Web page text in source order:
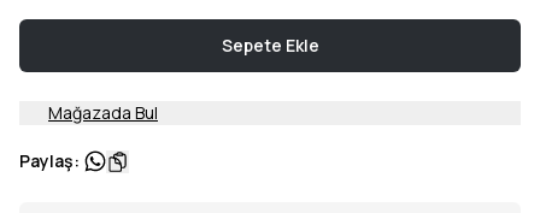
Sepete Ekle
Mağazada Bul
Paylaş: